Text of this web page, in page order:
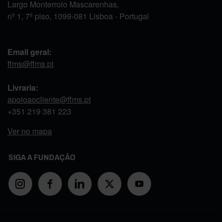
Largo Monterroio Mascarenhas,
nº 1, 7º piso, 1099-081 Lisboa - Portugal
Email geral:
ffms@ffms.pt
Livraria:
apoioaocliente@ffms.pt
+351 219 381 223
Ver no mapa
SIGA A FUNDAÇÃO